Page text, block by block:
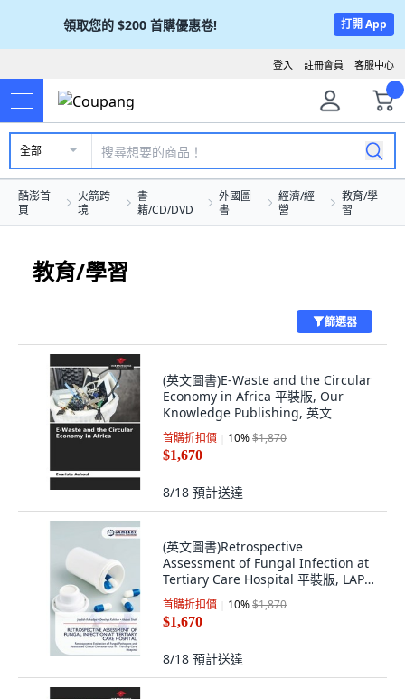
領取您的 $200 首購優惠卷! 打開 App
客服中心
註冊會員
登入
全部
酷澎首
頁
火箭跨
境
書
籍/CD/DVD
外國圖
書
經濟/經
營
教育/學
習
教育/學習
篩選器
(英文圖書)E-Waste and the Circular
Economy in Africa 平裝版, Our
Knowledge Publishing, 英文
首購折扣價 10%$1,870
$1,670
8/18 預計送達
(英文圖書)Retrospective
Assessment of Fungal Infection at
Tertiary Care Hospital 平裝版, LAP
Lambert Academic Publis..., 英文
首購折扣價 10%$1,870
$1,670
8/18 預計送達